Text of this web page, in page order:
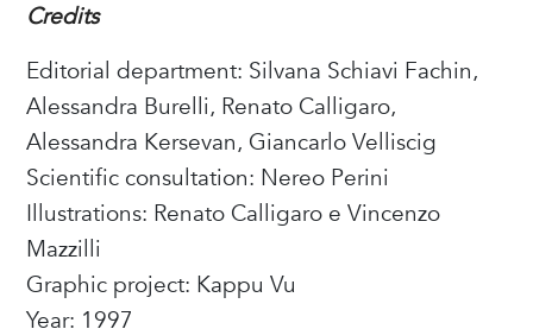
Credits
Editorial department: Silvana Schiavi Fachin,
Alessandra Burelli, Renato Calligaro,
Alessandra Kersevan, Giancarlo Velliscig
Scientific consultation: Nereo Perini
Illustrations: Renato Calligaro e Vincenzo
Mazzilli
Graphic project: Kappu Vu
Year: 1997